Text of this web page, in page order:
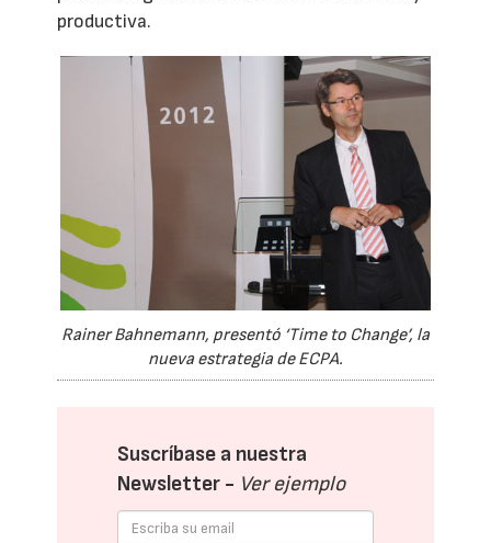
productiva.
Rainer Bahnemann, presentó ‘Time to Change’, la
nueva estrategia de ECPA.
Suscríbase a nuestra
Newsletter - Ver ejemplo